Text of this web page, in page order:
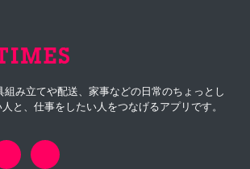
み立てや配送、家事などの日常のちょっとし
と、仕事をしたい人をつなげるアプリです。